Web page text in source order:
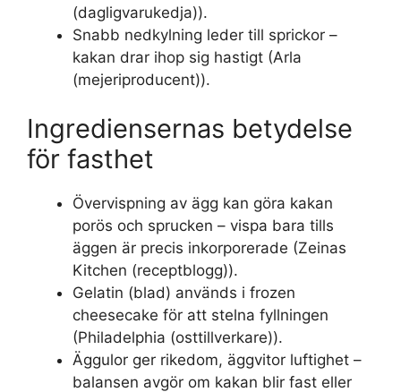
(dagligvarukedja)).
Snabb nedkylning leder till sprickor –
kakan drar ihop sig hastigt (Arla
(mejeriproducent)).
Ingrediensernas betydelse
för fasthet
Övervispning av ägg kan göra kakan
porös och sprucken – vispa bara tills
äggen är precis inkorporerade (Zeinas
Kitchen (receptblogg)).
Gelatin (blad) används i frozen
cheesecake för att stelna fyllningen
(Philadelphia (osttillverkare)).
Äggulor ger rikedom, äggvitor luftighet –
balansen avgör om kakan blir fast eller